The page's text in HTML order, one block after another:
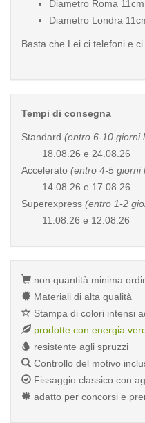
Diametro Roma 11cm
Diametro Londra
Basta che Lei ci telefoni e
Tempi di consegna
Standard (entro 6-10 giorni
18.08.26 e 24.08.26
Accelerato (entro 4-5 giorni
14.08.26 e 17.08.26
Superexpress (entro 1-2
11.08.26 e 12.08.26
non quantità minima
Materiali di alta qualità
Stampa di colori intensi
prodotte con energia
resistente agli spruzzi
Controllo del motivo
Fissaggio classico con
adatto per concorsi e